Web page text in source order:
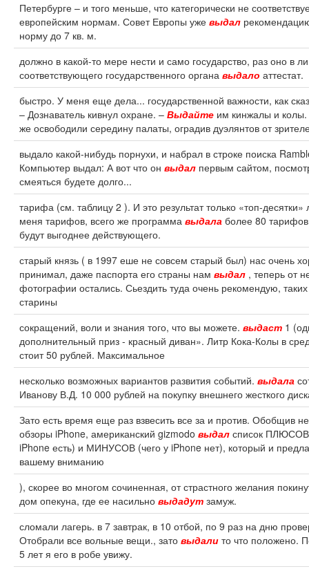
Петербурге – и того меньше, что категорически не
европейским нормам. Совет Европы уже выдал
норму до 7 кв. м.
должно в какой-то мере нести и само государство, раз оно в
соответствующего государственного органа выдало аттестат.
быстро. У меня еще дела... государственной важности, как
– Дознаватель кивнул охране. – Выдайте им кинжалы и
же освободили середину палаты, оградив дуэлянтов от
выдало какой-нибудь порнухи, и набрал в строке поиска
Компьютер выдал: А вот что он выдал первым сайтом,
смеяться будете долго...
тарифа (см. таблицу 2 ). И это результат только «топ-
меня тарифов, всего же программа выдала более 80
будут выгоднее действующего.
старый князь ( в 1997 еше не совсем старый был) нас очень
принимал, даже паспорта его страны нам выдал , теперь от
фотографии остались. Сьездить туда очень рекомендую, таких
старины
сокращений, воли и знания того, что вы можете. выдаст 1
дополнительный приз - красный диван». Литр Кока-Колы в
стоит 50 рублей. Максимальное
несколько возможных вариантов развития событий. выдала
Иванову В.Д. 10 000 рублей на покупку внешнего жесткого
Зато есть время еще раз взвесить все за и против. Обобщив
обзоры iPhone, американский gizmodo выдал список ПЛЮСОВ
iPhone есть) и МИНУСОВ (чего у iPhone нет), который и
вашему вниманию
), скорее во многом сочиненная, от страстного желания
дом опекуна, где ее насильно выдадут замуж.
сломали лагерь. в 7 завтрак, в 10 отбой, по 9 раз на дню
Отобрали все вольные вещи., зато выдали то что положено.
5 лет я его в робе увижу.